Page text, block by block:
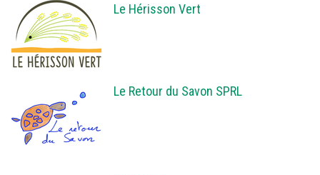
Le Hérisson Vert
Le Retour du Savon SPRL